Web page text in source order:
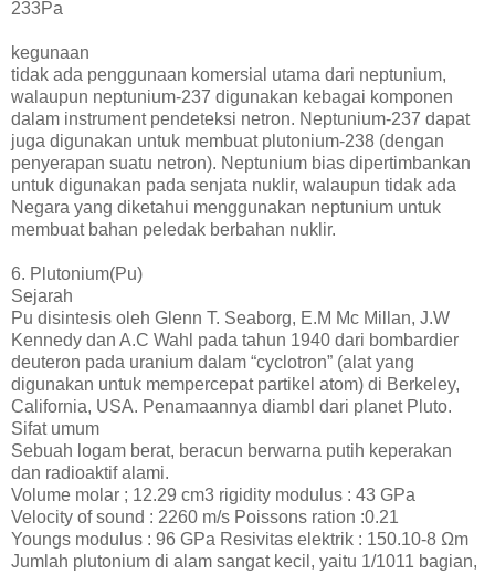
233Pa
kegunaan
tidak ada penggunaan komersial utama dari neptunium,
walaupun neptunium-237 digunakan kebagai komponen
dalam instrument pendeteksi netron. Neptunium-237 dapat
juga digunakan untuk membuat plutonium-238 (dengan
penyerapan suatu netron). Neptunium bias dipertimbankan
untuk digunakan pada senjata nuklir, walaupun tidak ada
Negara yang diketahui menggunakan neptunium untuk
membuat bahan peledak berbahan nuklir.
6. Plutonium(Pu)
Sejarah
Pu disintesis oleh Glenn T. Seaborg, E.M Mc Millan, J.W
Kennedy dan A.C Wahl pada tahun 1940 dari bombardier
deuteron pada uranium dalam “cyclotron” (alat yang
digunakan untuk mempercepat partikel atom) di Berkeley,
California, USA. Penamaannya diambl dari planet Pluto.
Sifat umum
Sebuah logam berat, beracun berwarna putih keperakan
dan radioaktif alami.
Volume molar ; 12.29 cm3 rigidity modulus : 43 GPa
Velocity of sound : 2260 m/s Poissons ration :0.21
Youngs modulus : 96 GPa Resivitas elektrik : 150.10-8 Ωm
Jumlah plutonium di alam sangat kecil, yaitu 1/1011 bagian,